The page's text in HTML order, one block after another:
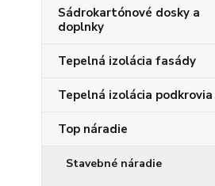
Sádrokartónové dosky a
doplnky
Tepelná izolácia fasády
Tepelná izolácia podkrovia
Top náradie
Stavebné náradie